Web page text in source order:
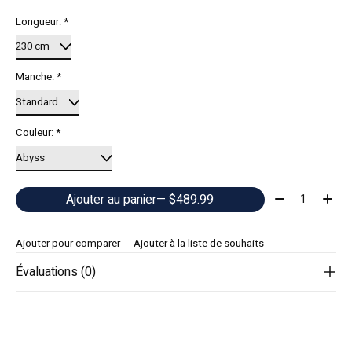
Longueur:*
Manche:*
Couleur:*
Ajouter au panier — $489.99 Quantité:
Ajouter pour comparer Ajouter à la liste de souhaits
Évaluations (0)